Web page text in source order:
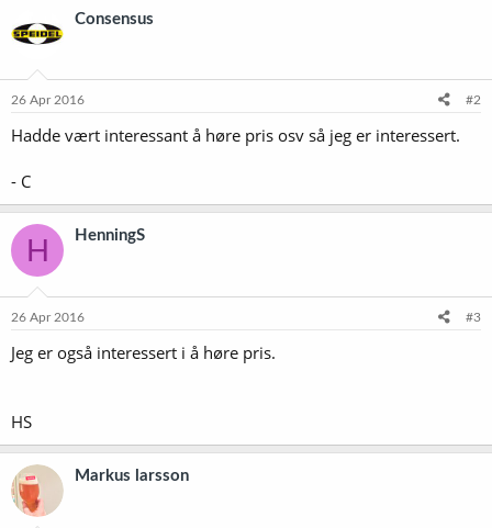
s
j
e
:
Consensus
26 Apr 2016 #2
Hadde vært interessant å høre pris osv så jeg er interessert.
- C
H HenningS
26 Apr 2016 #3
Jeg er også interessert i å høre pris.
HS
Markus larsson